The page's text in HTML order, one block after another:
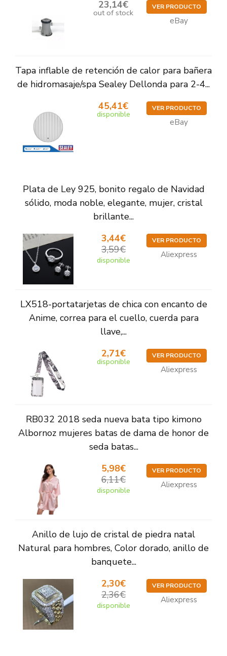
23,14€
out of stock
VER PRODUCTO
eBay
Tapa inflable de retención de calor para bañera
de hidromasaje/spa Sealey Dellonda para 2-4...
45,41€
disponible
VER PRODUCTO
eBay
Plata de Ley 925, bonito regalo de Navidad
sólido, moda noble, elegante, mujer, cristal
brillante...
3,44€
3,59€
disponible
VER PRODUCTO
Aliexpress
LX518-portatarjetas de chica con encanto de
Anime, correa para el cuello, cuerda para
llave,...
2,71€
disponible
VER PRODUCTO
Aliexpress
RB032 2018 seda nueva bata tipo kimono
Albornoz mujeres batas de dama de honor de
seda batas...
5,98€
6,11€
disponible
VER PRODUCTO
Aliexpress
Anillo de lujo de cristal de piedra natal
Natural para hombres, Color dorado, anillo de
banquete...
2,30€
2,36€
disponible
VER PRODUCTO
Aliexpress